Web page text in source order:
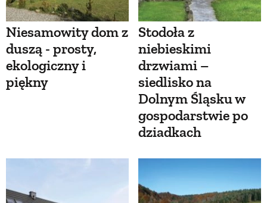
Niesamowity dom z
duszą - prosty,
ekologiczny i
piękny
Stodoła z
niebieskimi
drzwiami –
siedlisko na
Dolnym Śląsku w
gospodarstwie po
dziadkach